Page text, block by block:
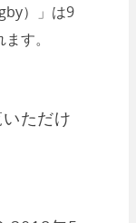
）」は9
す。
ただけ